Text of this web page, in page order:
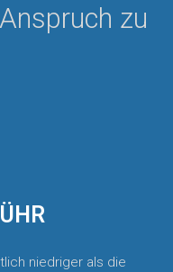
zu
niedriger als die